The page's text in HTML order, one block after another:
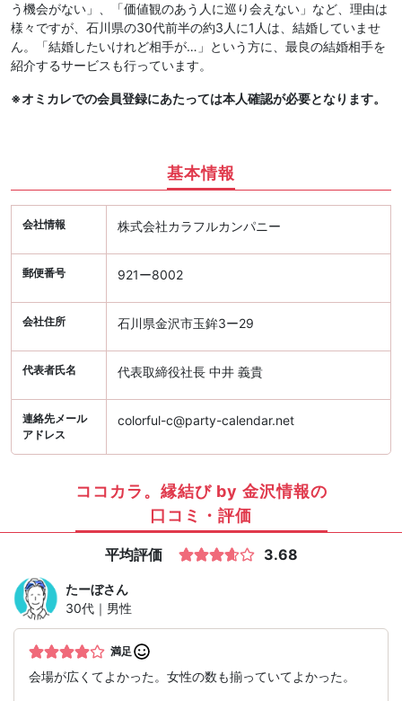
う機会がない」、「価値観のあう人に巡り会えない」など、理由は
様々ですが、石川県の30代前半の約3人に1人は、結婚していませ
ん。「結婚したいけれど相手が…」という方に、最良の結婚相手を
紹介するサービスも行っています。
※オミカレでの会員登録にあたっては本人確認が必要となります。
基本情報
会社情報 株式会社カラフルカンパニー
郵便番号 921ー8002
会社住所 石川県金沢市玉鉾3ー29
代表者氏名 代表取締役社長 中井 義貴
連絡先メール
アドレス
colorful-c@party-calendar.net
ココカラ。縁結び by 金沢情報の
口コミ・評価
平均評価 3.68
たーぼさん
30代｜男性
満足
会場が広くてよかった。女性の数も揃っていてよかった。